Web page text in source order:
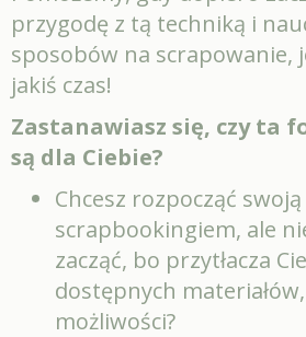
przygodę z tą techniką i
sposobów na scrapowanie,
jakiś czas!
Zastanawiasz się, czy ta
są dla Ciebie?
Chcesz rozpocząć
scrapbookingiem, ale
zacząć, bo przytłacza
dostępnych
możliwości?